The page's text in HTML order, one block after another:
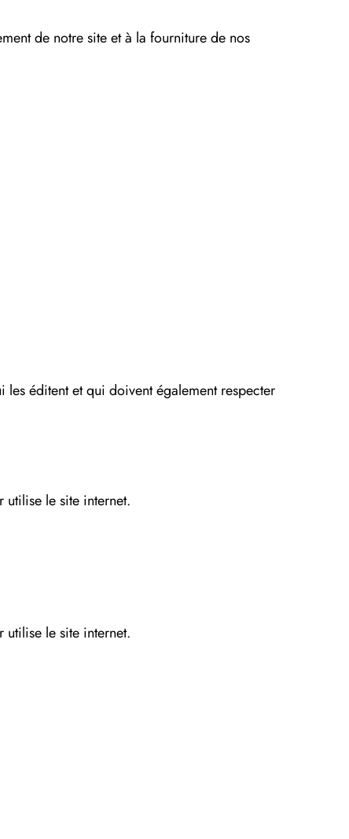
de notre site et à la fourniture de nos
les éditent et qui doivent également respecter
utilise le site internet.
utilise le site internet.